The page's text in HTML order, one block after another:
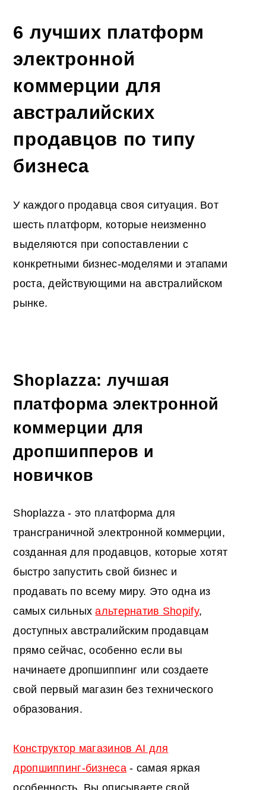
6 лучших платформ
электронной
коммерции для
австралийских
продавцов по типу
бизнеса
У каждого продавца своя ситуация. Вот
шесть платформ, которые неизменно
выделяются при сопоставлении с
конкретными бизнес-моделями и этапами
роста, действующими на австралийском
рынке.
Shoplazza: лучшая
платформа электронной
коммерции для
дропшипперов и
новичков
Shoplazza - это платформа для
трансграничной электронной коммерции,
созданная для продавцов, которые хотят
быстро запустить свой бизнес и
продавать по всему миру. Это одна из
самых сильныхальтернатив Shopify,
доступных австралийским продавцам
прямо сейчас, особенно если вы
начинаете дропшиппинг или создаете
свой первый магазин без технического
образования.
Конструктор магазинов AI для
дропшиппинг-бизнеса- самая яркая